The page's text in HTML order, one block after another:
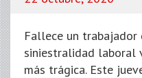
Fallece un trabajador
siniestralidad laboral
más trágica. Este